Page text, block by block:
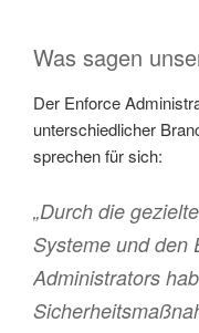
Was sagen
Der Enforce
unterschiedlicher
sprechen für sich:
„Durch die
Systeme und den
Administrators